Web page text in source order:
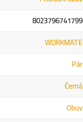
8023796741799
WORKMATE
Pár
Černá
Obuv